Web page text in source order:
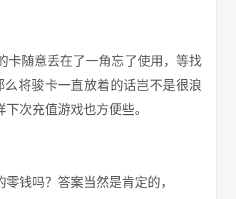
随意丢在了一角忘了使用，等找
将骏卡一直放着的话岂不是很浪
次充值游戏也方便些。
钱吗？答案当然是肯定的，